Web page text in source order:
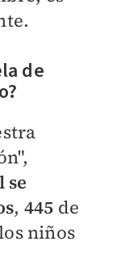
de
se
, 445 de
niños